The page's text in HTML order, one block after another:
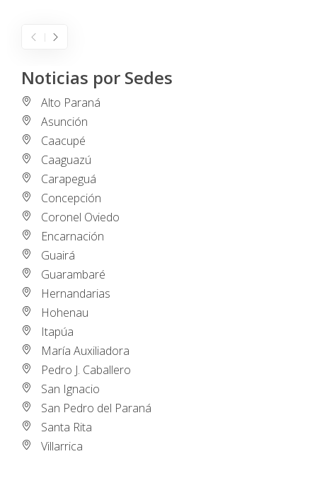
Noticias por Sedes
Alto Paraná
Asunción
Caacupé
Caaguazú
Carapeguá
Concepción
Coronel Oviedo
Encarnación
Guairá
Guarambaré
Hernandarias
Hohenau
Itapúa
María Auxiliadora
Pedro J. Caballero
San Ignacio
San Pedro del Paraná
Santa Rita
Villarrica